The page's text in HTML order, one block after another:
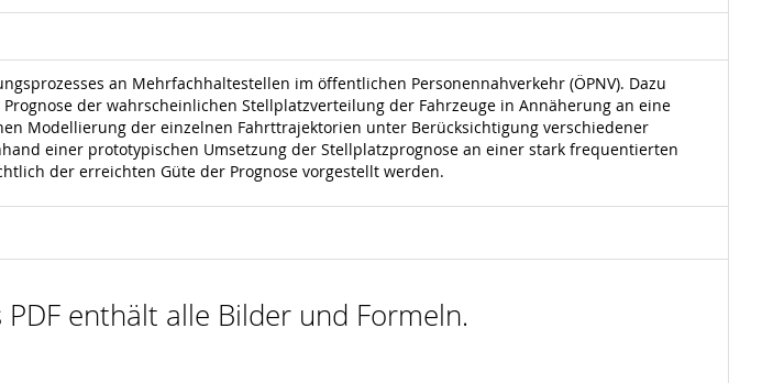
an Mehrfachhaltestellen im öffentlichen Personennahverkehr (ÖPNV). Dazu
der wahrscheinlichen Stellplatzverteilung der Fahrzeuge in Annäherung an eine
Modellierung der einzelnen Fahrttrajektorien unter Berücksichtigung verschiedener
einer prototypischen Umsetzung der Stellplatzprognose an einer stark frequentierten
der erreichten Güte der Prognose vorgestellt werden.
enthält alle Bilder und Formeln.